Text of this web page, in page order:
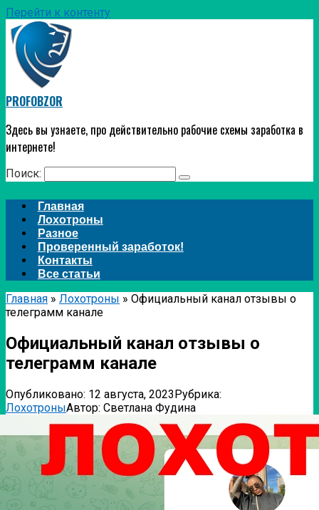
Перейти к контенту
PROFOBZOR
Здесь вы узнаете, про действительно рабочие схемы заработка в
интернете!
Поиск:
Главная
Лохотроны
Разное
Проверенный заработок!
Контакты
Все статьи
Главная » Лохотроны » Официальный канал отзывы о
телеграмм канале
Официальный канал отзывы о
телеграмм канале
Опубликовано: 12 августа, 2023Рубрика:
ЛохотроныАвтор: Светлана Фудина